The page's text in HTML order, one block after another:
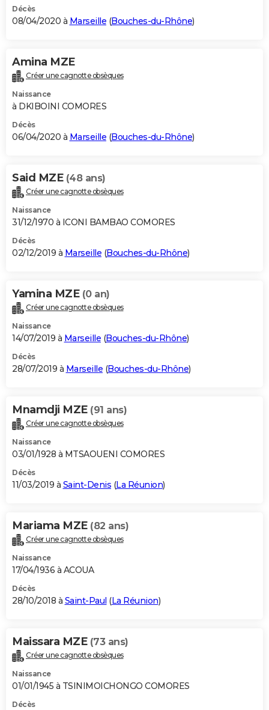
Décès
08/04/2020 à Marseille (Bouches-du-Rhône)
Amina MZE
Créer une cagnotte obsèques
Naissance
à DKIBOINI COMORES
Décès
06/04/2020 à Marseille (Bouches-du-Rhône)
Said MZE (48 ans)
Créer une cagnotte obsèques
Naissance
31/12/1970 à ICONI BAMBAO COMORES
Décès
02/12/2019 à Marseille (Bouches-du-Rhône)
Yamina MZE (0 an)
Créer une cagnotte obsèques
Naissance
14/07/2019 à Marseille (Bouches-du-Rhône)
Décès
28/07/2019 à Marseille (Bouches-du-Rhône)
Mnamdji MZE (91 ans)
Créer une cagnotte obsèques
Naissance
03/01/1928 à MTSAOUENI COMORES
Décès
11/03/2019 à Saint-Denis (La Réunion)
Mariama MZE (82 ans)
Créer une cagnotte obsèques
Naissance
17/04/1936 à ACOUA
Décès
28/10/2018 à Saint-Paul (La Réunion)
Maissara MZE (73 ans)
Créer une cagnotte obsèques
Naissance
01/01/1945 à TSINIMOICHONGO COMORES
Décès